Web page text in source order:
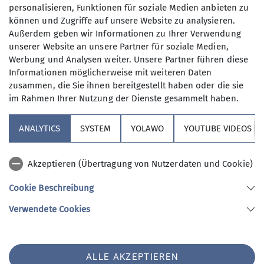
Trainer*in B Skihochtour
Trainer*in C Skibergsteigen
Anmeldung bis
16.02.2026
Maximale Teilnehmeranzahl
7
Sektion Vierseenland des Deutschen Alpenvereins e.V.
Hauptstraße 42
personalisieren, Funktionen für soziale Medien anbieten zu
können und Zugriffe auf unsere Website zu analysieren.
Außerdem geben wir Informationen zu Ihrer Verwendung
unserer Website an unsere Partner für soziale Medien,
Werbung und Analysen weiter. Unsere Partner führen diese
Informationen möglicherweise mit weiteren Daten
zusammen, die Sie ihnen bereitgestellt haben oder die sie
im Rahmen Ihrer Nutzung der Dienste gesammelt haben.
ANALYTICS SYSTEM YOLAWO YOUTUBE VIDEOS
Akzeptieren (Übertragung von Nutzerdaten und Cookie)
Cookie Beschreibung
Verwendete Cookies
ALLE AKZEPTIEREN